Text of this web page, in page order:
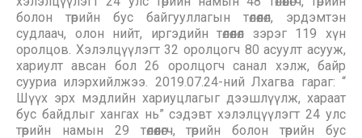
болон төрийн бус байгууллагын төлөөлөл, эрдэмтэн
судлаач, олон нийт, иргэдийн төлөөлөл зэрэг 119 хүн
оролцов. Хэлэлцүүлэгт 32 оролцогч 80 асуулт асууж,
хариулт авсан бол 26 оролцогч санал хэлж, байр
сууриа илэрхийлжээ. 2019.07.24-ний Лхагва гараг: “
Шүүх эрх мэдлийн хариуцлагыг дээшлүүлж, хараат
бус байдлыг хангах нь” сэдэвт хэлэлцүүлэгт 24 улс
төрийн намын 29 төлөөлөгч, төрийн болон төрийн бус